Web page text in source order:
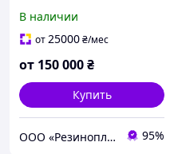
300мм, диаметр 150мм б/
у
В наличии
от25000₴/мес
от 150 000₴
Купить
ООО «Резинопласт». Завод РТИ. Резинотехнические изделия, металообработка 95%